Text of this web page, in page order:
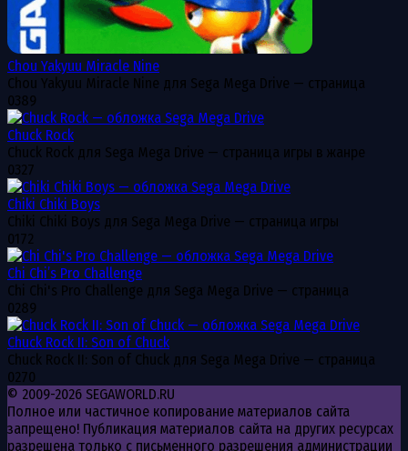
Chou Yakyuu Miracle Nine
Chou Yakyuu Miracle Nine для Sega Mega Drive — страница
0389
Chuck Rock
Chuck Rock для Sega Mega Drive — страница игры в жанре
0327
Chiki Chiki Boys
Chiki Chiki Boys для Sega Mega Drive — страница игры
0172
Chi Chi’s Pro Challenge
Chi Chi's Pro Challenge для Sega Mega Drive — страница
0289
Chuck Rock II: Son of Chuck
Chuck Rock II: Son of Chuck для Sega Mega Drive — страница
0270
© 2009-2026 SEGAWORLD.RU
Полное или частичное копирование материалов сайта
запрещено! Публикация материалов сайта на других ресурсах
разрешена только с письменного разрешения администрации